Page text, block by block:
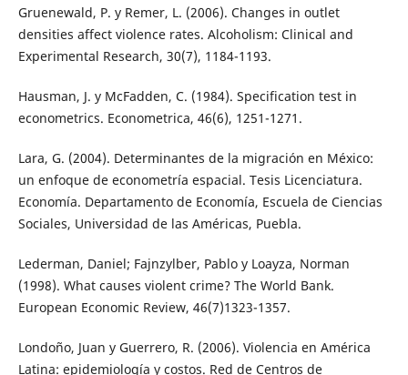
Gruenewald, P. y Remer, L. (2006). Changes in outlet
densities affect violence rates. Alcoholism: Clinical and
Experimental Research, 30(7), 1184-1193.
Hausman, J. y McFadden, C. (1984). Specification test in
econometrics. Econometrica, 46(6), 1251-1271.
Lara, G. (2004). Determinantes de la migración en México:
un enfoque de econometría espacial. Tesis Licenciatura.
Economía. Departamento de Economía, Escuela de Ciencias
Sociales, Universidad de las Américas, Puebla.
Lederman, Daniel; Fajnzylber, Pablo y Loayza, Norman
(1998). What causes violent crime? The World Bank.
European Economic Review, 46(7)1323-1357.
Londoño, Juan y Guerrero, R. (2006). Violencia en América
Latina: epidemiología y costos. Red de Centros de